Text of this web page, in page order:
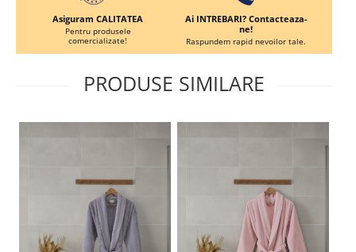
Asiguram CALITATEA
Pentru produsele
comercializate!
Ai INTREBARI? Contacteaza-
ne!
Raspundem rapid nevoilor tale.
PRODUSE SIMILARE